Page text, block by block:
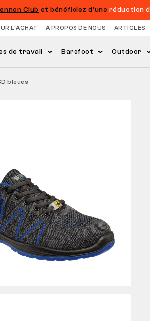
Club et bénéficiez d’une réduction
L’ACHAT À PROPOS DE NOUS ARTICLES
de travail Barefoot Outdoor
bleues